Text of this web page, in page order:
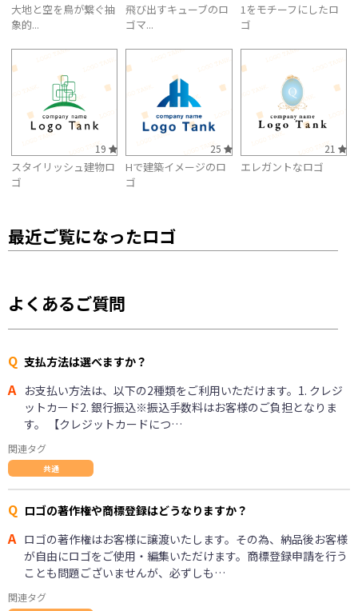
大地と空を鳥が繋ぐ抽
象的...
飛び出すキューブのロ
ゴマ...
1をモチーフにしたロ
ゴ
19
スタイリッシュ建物ロ
ゴ
25
Hで建築イメージのロ
ゴ
21
エレガントなロゴ
最近ご覧になったロゴ
よくあるご質問
Q 支払方法は選べますか？
A お支払い方法は、以下の2種類をご利用いただけます。1. クレジ
ットカード2. 銀行振込※振込手数料はお客様のご負担となりま
す。 【クレジットカードにつ…
関連タグ
共通
Q ロゴの著作権や商標登録はどうなりますか？
A ロゴの著作権はお客様に譲渡いたします。その為、納品後お客様
が自由にロゴをご使用・編集いただけます。商標登録申請を行う
ことも問題ございませんが、必ずしも…
関連タグ